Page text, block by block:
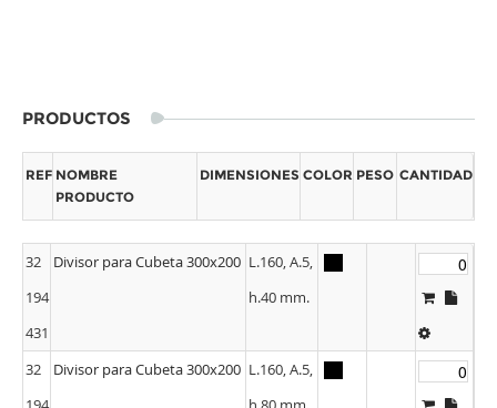
PRODUCTOS
REF NOMBRE
PRODUCTO
DIMENSIONES COLOR PESO CANTIDAD
32
194
431
Divisor para Cubeta 300x200 L.160, A.5,
h.40 mm.
32
Divisor para Cubeta 300x200 L.160, A.5,